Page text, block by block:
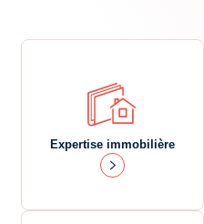
Expertise immobilière